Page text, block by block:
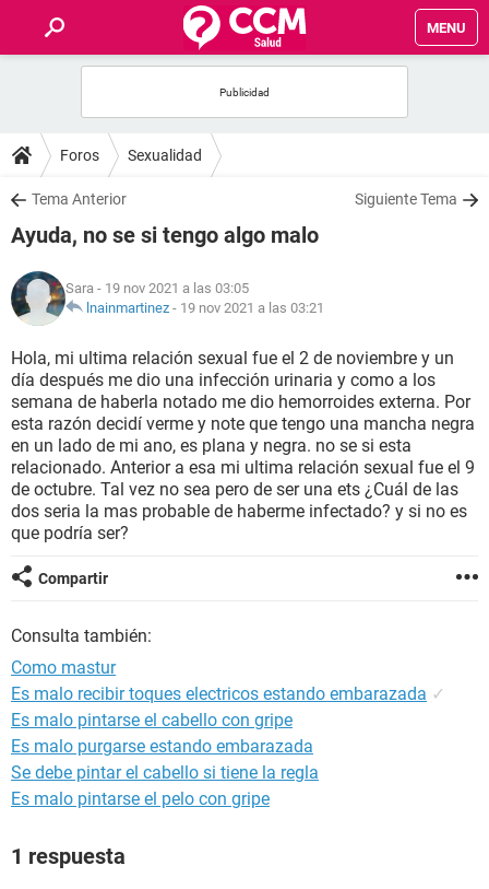
MENU
FOROS
SALUD
FAMILIA
NUTRICIÓN
BIENESTAR
SEXUALIDAD
GLOSARIO
Foros Sexualidad
Tema Anterior Siguiente Tema
Ayuda, no se si tengo algo malo
Sara - 19 nov 2021 a las 03:05
lnainmartinez - 19 nov 2021 a las 03:21
Hola, mi ultima relación sexual fue el 2 de noviembre y un
día después me dio una infección urinaria y como a los
semana de haberla notado me dio hemorroides externa. Por
esta razón decidí verme y note que tengo una mancha negra
en un lado de mi ano, es plana y negra. no se si esta
relacionado. Anterior a esa mi ultima relación sexual fue el 9
de octubre. Tal vez no sea pero de ser una ets ¿Cuál de las
dos seria la mas probable de haberme infectado? y si no es
que podría ser?
Compartir
Consulta también:
Como mastur
Es malo recibir toques electricos estando embarazada ✓
Es malo pintarse el cabello con gripe
Es malo purgarse estando embarazada
Se debe pintar el cabello si tiene la regla
Es malo pintarse el pelo con gripe
1 respuesta